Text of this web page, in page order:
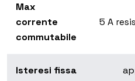
Max
corrente
commutabile
5 A
Isteresi fissa